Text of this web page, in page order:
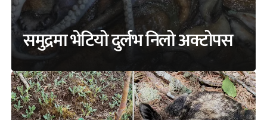
समुद्रमा भेटियो दुर्लभ निलो अक्टोपस